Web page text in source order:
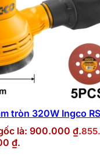
tròn 320W Ingco
là: 900.000 ₫.
₫.